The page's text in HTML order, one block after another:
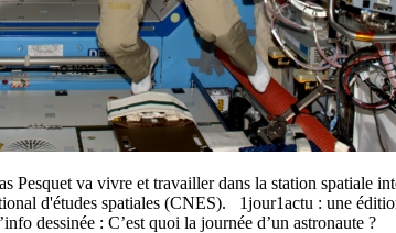
Pesquet va vivre et travailler dans la station spatiale
d'études spatiales (CNES). 1jour1actu : une
dessinée : C’est quoi la journée d’un astronaute ?